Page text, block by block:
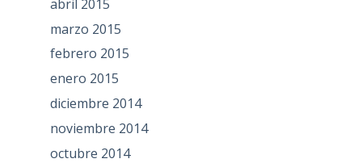
abril 2015
marzo 2015
febrero 2015
enero 2015
diciembre 2014
noviembre 2014
octubre 2014